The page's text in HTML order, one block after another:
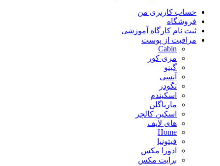
حساب کاربری من
فروشگاه
ثبت نام کارگاه آموزشی
مراقبت از پوست
Cabin
مری کور
گینو
آنسی
تگودر
اسکیندم
ماریاگلن
اسکین کالچر
های لایف
Home
فیتونیا
ادورا مکس
برایت مکس